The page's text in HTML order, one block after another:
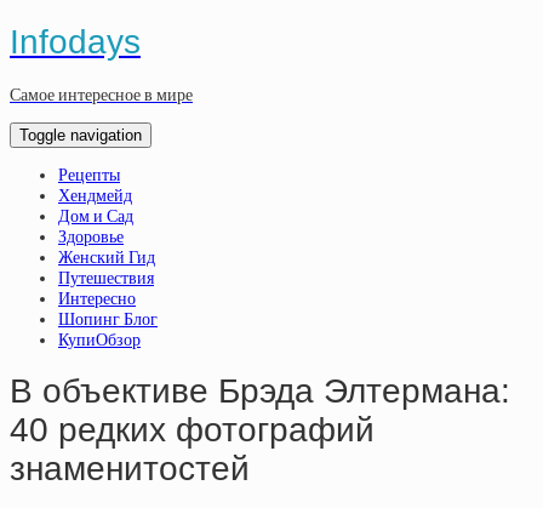
Infodays
Самое интересное в мире
Toggle navigation
Рецепты
Хендмейд
Дом и Сад
Здоровье
Женский Гид
Путешествия
Интересно
Шопинг Блог
КупиОбзор
В объективе Брэда Элтермана:
40 редких фотографий
знаменитостей